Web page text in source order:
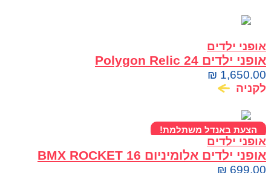
אופני ילדים
אופני ילדים Polygon Relic 24
₪ 1,650.00
לקניה
הצעת באנדל משתלמת!
אופני ילדים
אופני ילדים אלומיניום BMX ROCKET 16
₪ 699.00